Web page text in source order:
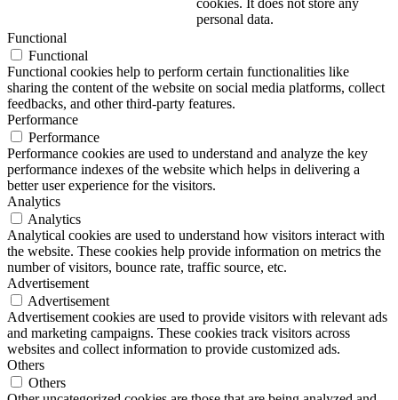
personal data.
Functional
Functional
Functional cookies help to perform certain functionalities like
sharing the content of the website on social media platforms, collect
feedbacks, and other third-party features.
Performance
Performance
Performance cookies are used to understand and analyze the key
performance indexes of the website which helps in delivering a
better user experience for the visitors.
Analytics
Analytics
Analytical cookies are used to understand how visitors interact with
the website. These cookies help provide information on metrics the
number of visitors, bounce rate, traffic source, etc.
Advertisement
Advertisement
Advertisement cookies are used to provide visitors with relevant ads
and marketing campaigns. These cookies track visitors across
websites and collect information to provide customized ads.
Others
Others